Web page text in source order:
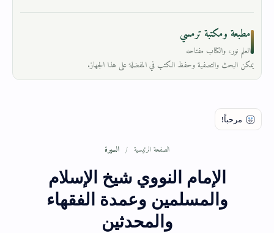
مطبعة ومكتبة ترمسي
العلم نور، والكتاب مفتاحه
يمكن البحث والتصفية وحفظ الكتب في المفضلة على هذا الجهاز.
الصفحة الرئيسية السيرة
الإمام النووي شيخ الإسلام
والمسلمين وعمدة الفقهاء
والمحدثين